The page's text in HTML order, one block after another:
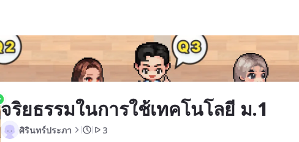
จริยธรรมในการใช้เทคโนโลยี ม.1
ศิรินทร์ประภา 3